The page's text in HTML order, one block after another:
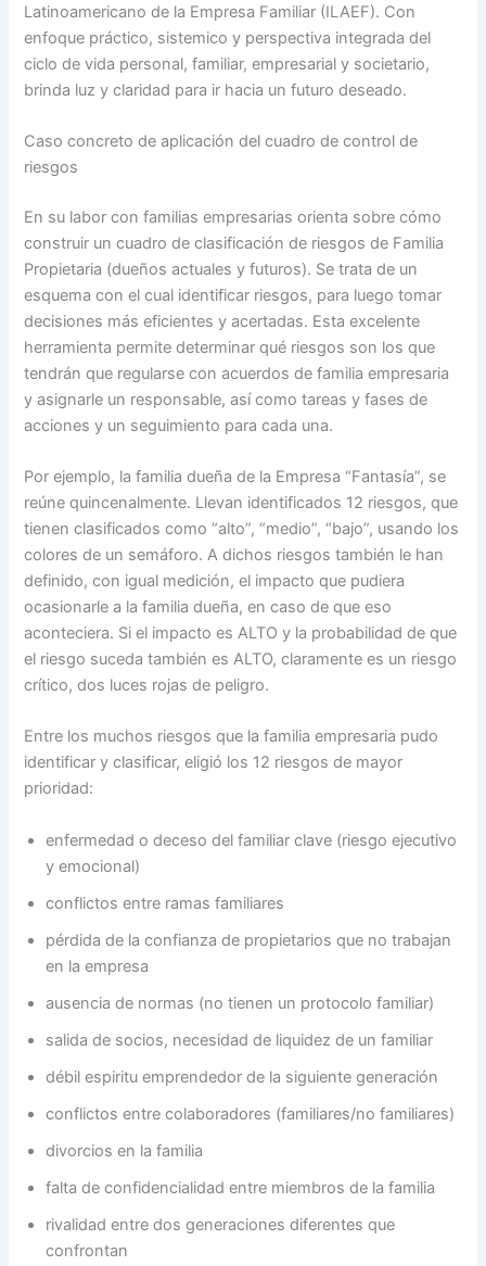
Latinoamericano de la Empresa Familiar (ILAEF). Con
enfoque práctico, sistemico y perspectiva integrada del
ciclo de vida personal, familiar, empresarial y societario,
brinda luz y claridad para ir hacia un futuro deseado.
Caso concreto de aplicación del cuadro de control de
riesgos
En su labor con familias empresarias orienta sobre cómo
construir un cuadro de clasificación de riesgos de Familia
Propietaria (dueños actuales y futuros). Se trata de un
esquema con el cual identificar riesgos, para luego tomar
decisiones más eficientes y acertadas. Esta excelente
herramienta permite determinar qué riesgos son los que
tendrán que regularse con acuerdos de familia empresaria
y asignarle un responsable, así como tareas y fases de
acciones y un seguimiento para cada una.
Por ejemplo, la familia dueña de la Empresa “Fantasía”, se
reúne quincenalmente. Llevan identificados 12 riesgos, que
tienen clasificados como “alto”, “medio”, “bajo”, usando los
colores de un semáforo. A dichos riesgos también le han
definido, con igual medición, el impacto que pudiera
ocasionarle a la familia dueña, en caso de que eso
aconteciera. Si el impacto es ALTO y la probabilidad de que
el riesgo suceda también es ALTO, claramente es un riesgo
crítico, dos luces rojas de peligro.
Entre los muchos riesgos que la familia empresaria pudo
identificar y clasificar, eligió los 12 riesgos de mayor
prioridad:
enfermedad o deceso del familiar clave (riesgo ejecutivo
y emocional)
conflictos entre ramas familiares
pérdida de la confianza de propietarios que no trabajan
en la empresa
ausencia de normas (no tienen un protocolo familiar)
salida de socios, necesidad de liquidez de un familiar
débil espiritu emprendedor de la siguiente generación
conflictos entre colaboradores (familiares/no familiares)
divorcios en la familia
falta de confidencialidad entre miembros de la familia
rivalidad entre dos generaciones diferentes que
confrontan